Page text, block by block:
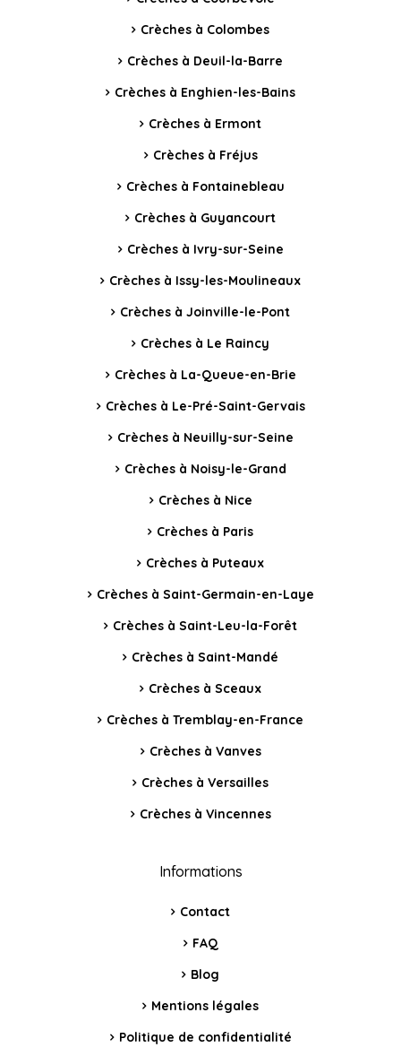
Crèches à Colombes
Crèches à Deuil-la-Barre
Crèches à Enghien-les-Bains
Crèches à Ermont
Crèches à Fréjus
Crèches à Fontainebleau
Crèches à Guyancourt
Crèches à Ivry-sur-Seine
Crèches à Issy-les-Moulineaux
Crèches à Joinville-le-Pont
Crèches à Le Raincy
Crèches à La-Queue-en-Brie
Crèches à Le-Pré-Saint-Gervais
Crèches à Neuilly-sur-Seine
Crèches à Noisy-le-Grand
Crèches à Nice
Crèches à Paris
Crèches à Puteaux
Crèches à Saint-Germain-en-Laye
Crèches à Saint-Leu-la-Forêt
Crèches à Saint-Mandé
Crèches à Sceaux
Crèches à Tremblay-en-France
Crèches à Vanves
Crèches à Versailles
Crèches à Vincennes
Informations
Contact
FAQ
Blog
Mentions légales
Politique de confidentialité